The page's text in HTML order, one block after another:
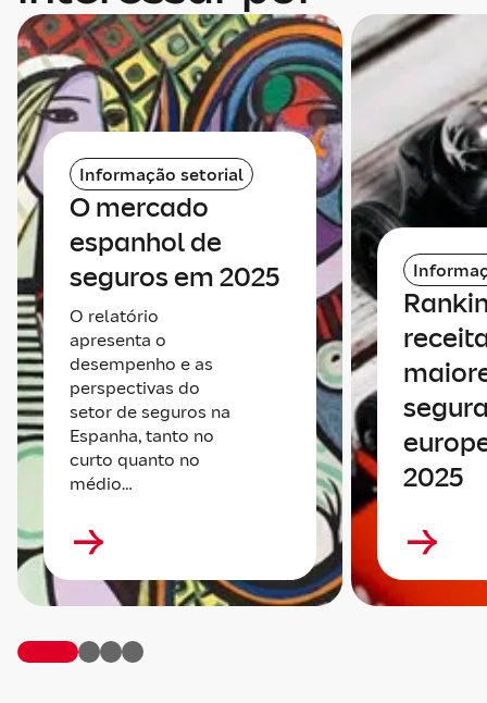
Informação setorial
O mercado
espanhol de
seguros em 2025
O relatório
apresenta o
desempenho e as
perspectivas do
setor de seguros na
Espanha, tanto no
curto quanto no
médio…
2025